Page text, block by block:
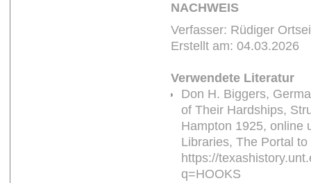
NACHWEIS
Verfasser: Rüdiger
Erstellt am: 04.03.2026
Verwendete Literatur
Don H. Biggers,
of Their Hardships,
Hampton 1925, online
Libraries, The Portal
https://
q=HOOKS